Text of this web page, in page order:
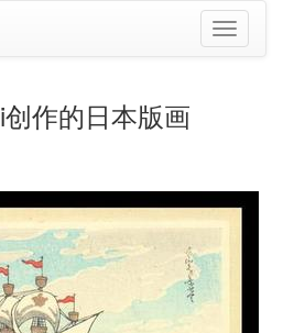
切
换
作的日本版画